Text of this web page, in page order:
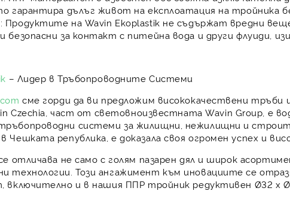
гарантира дълъг живот на експлоатация на тройника
Продуктите на Wavin Ekoplastik не съдържат вредни
безопасни за контакт с питейна вода и други флуиди,
– Лидер в Тръбопроводните Системи
сме горди да ви предложим висококачествени
Czechia , част от световноизвестнатаWavin Group , е
системи за жилищни, нежилищни и
Чешката република, е доказала своя огромен успех и
отличава не само с голям пазарен дял и широк
технологии . Този ангажимент към иновациите се
, включително и в нашия ППР тройник редуктивен Ø32 x